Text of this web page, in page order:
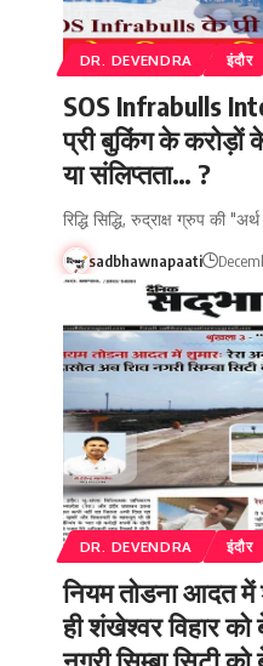
DR. DEVENDRA इंदौर
SOS Infrabulls
प्री बुकिंग के करोड़ों
या संलिप्तता… ?
रिद्धि सिद्धि, रुद्राक्ष ग्रुप की
sadbhawnapaati
DR. DEVENDRA इंदौर
नियम तोडना आदत
ही शंखेश्वर विहार